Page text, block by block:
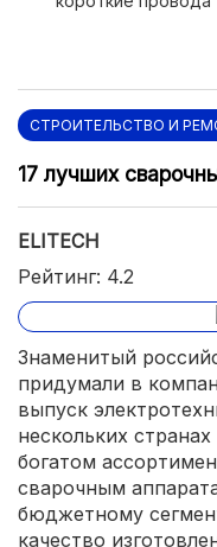
СТРОИТЕЛЬСТВО И
17 лучших
ELITECH
Рейтинг: 4.2
Знаменитый
придумали в
выпуск
нескольких
богатом
сварочным
бюджетному
качество